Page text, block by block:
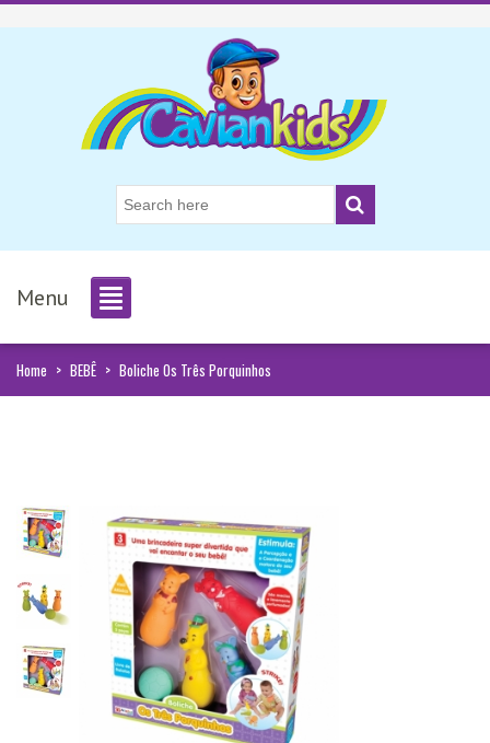
Menu
Home > BEBÊ > Boliche Os Três Porquinhos